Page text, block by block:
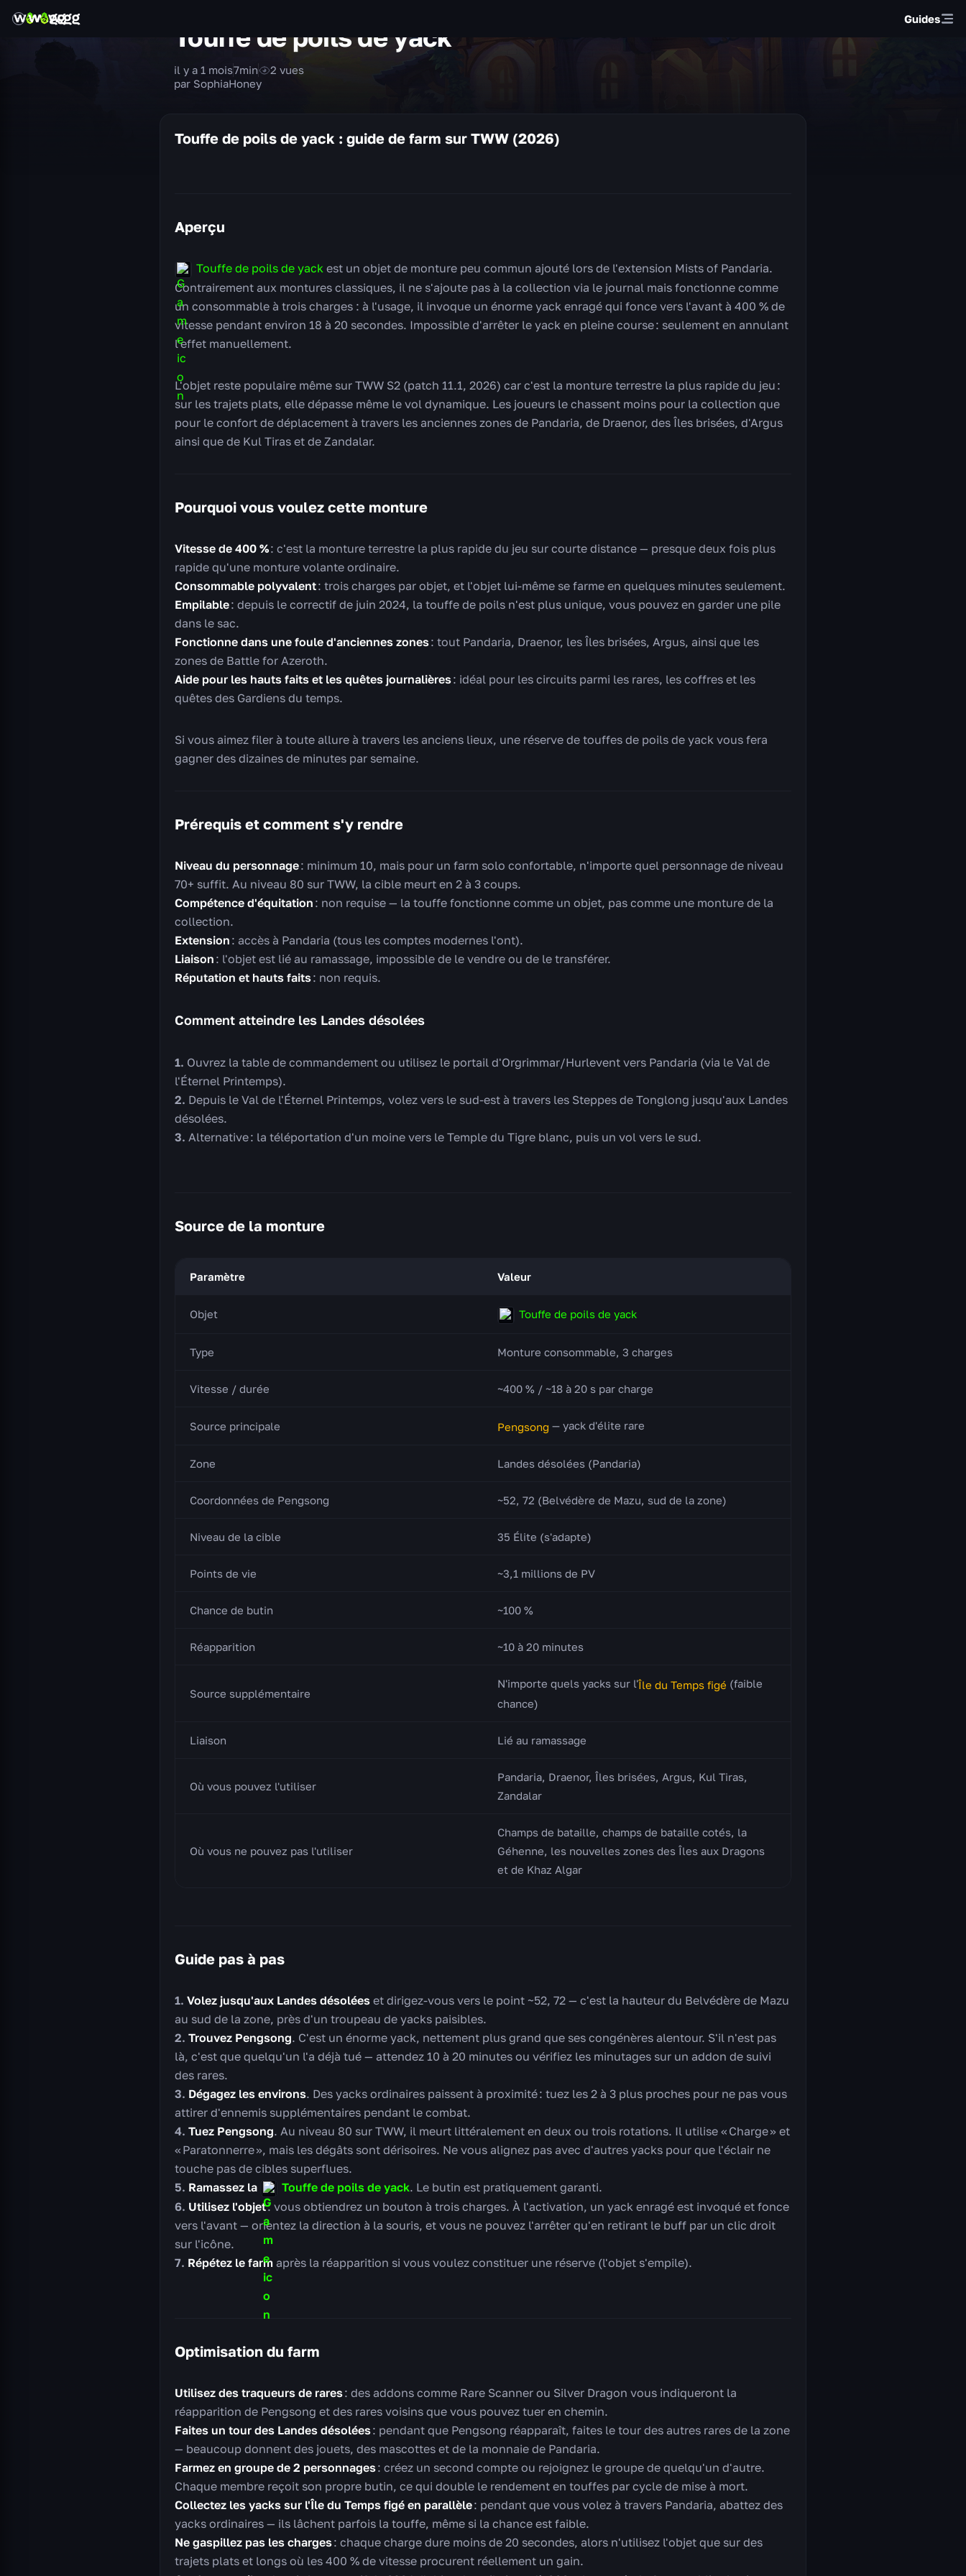
Guides
Touffe de poils de yack
par SophiaHoney
il y a 1 mois7min 2 vues
Touffe de poils de yack : guide de farm sur TWW (2026)
Aperçu
Touffe de poils de yack est un objet de monture peu commun ajouté lors de l'extension Mists of Pandaria.
Contrairement aux montures classiques, il ne s'ajoute pas à la collection via le journal mais fonctionne comme
un consommable à trois charges : à l'usage, il invoque un énorme yack enragé qui fonce vers l'avant à 400 % de
vitesse pendant environ 18 à 20 secondes. Impossible d'arrêter le yack en pleine course : seulement en annulant
l'effet manuellement.
L'objet reste populaire même sur TWW S2 (patch 11.1, 2026) car c'est la monture terrestre la plus rapide du jeu :
sur les trajets plats, elle dépasse même le vol dynamique. Les joueurs le chassent moins pour la collection que
pour le confort de déplacement à travers les anciennes zones de Pandaria, de Draenor, des Îles brisées, d'Argus
ainsi que de Kul Tiras et de Zandalar.
Pourquoi vous voulez cette monture
Vitesse de 400 %: c'est la monture terrestre la plus rapide du jeu sur courte distance — presque deux fois plus
rapide qu'une monture volante ordinaire.
Consommable polyvalent: trois charges par objet, et l'objet lui-même se farme en quelques minutes seulement.
Empilable: depuis le correctif de juin 2024, la touffe de poils n'est plus unique, vous pouvez en garder une pile
dans le sac.
Fonctionne dans une foule d'anciennes zones: tout Pandaria, Draenor, les Îles brisées, Argus, ainsi que les
zones de Battle for Azeroth.
Aide pour les hauts faits et les quêtes journalières: idéal pour les circuits parmi les rares, les coffres et les
quêtes des Gardiens du temps.
Si vous aimez filer à toute allure à travers les anciens lieux, une réserve de touffes de poils de yack vous fera
gagner des dizaines de minutes par semaine.
Prérequis et comment s'y rendre
Niveau du personnage: minimum 10, mais pour un farm solo confortable, n'importe quel personnage de niveau
70+ suffit. Au niveau 80 sur TWW, la cible meurt en 2 à 3 coups.
Compétence d'équitation : non requise — la touffe fonctionne comme un objet, pas comme une monture de la
collection.
Extension : accès à Pandaria (tous les comptes modernes l'ont).
Liaison : l'objet est lié au ramassage, impossible de le vendre ou de le transférer.
Réputation et hauts faits: non requis.
Comment atteindre les Landes désolées
Ouvrez la table de commandement ou utilisez le portail d'Orgrimmar/Hurlevent vers Pandaria (via le Val de
l'Éternel Printemps).
Depuis le Val de l'Éternel Printemps, volez vers le sud-est à travers les Steppes de Tonglong jusqu'aux Landes
désolées.
Alternative : la téléportation d'un moine vers le Temple du Tigre blanc, puis un vol vers le sud.
Source de la monture
Paramètre Valeur
Objet Touffe de poils de yack
Type Monture consommable, 3 charges
Vitesse / durée ~400 % / ~18 à 20 s par charge
Source principale Pengsong — yack d'élite rare
Zone Landes désolées (Pandaria)
Coordonnées de Pengsong ~52, 72 (Belvédère de Mazu, sud de la zone)
Niveau de la cible 35 Élite (s'adapte)
Points de vie ~3,1 millions de PV
Chance de butin ~100 %
Réapparition ~10 à 20 minutes
Source supplémentaire
N'importe quels yacks sur l'Île du Temps figé (faible
chance)
Liaison Lié au ramassage
Où vous pouvez l'utiliser
Pandaria, Draenor, Îles brisées, Argus, Kul Tiras,
Zandalar
Où vous ne pouvez pas l'utiliser
Champs de bataille, champs de bataille cotés, la
Géhenne, les nouvelles zones des Îles aux Dragons
et de Khaz Algar
Guide pas à pas
Volez jusqu'aux Landes désolées et dirigez-vous vers le point ~52, 72 — c'est la hauteur du Belvédère de Mazu
au sud de la zone, près d'un troupeau de yacks paisibles.
Trouvez Pengsong. C'est un énorme yack, nettement plus grand que ses congénères alentour. S'il n'est pas
là, c'est que quelqu'un l'a déjà tué — attendez 10 à 20 minutes ou vérifiez les minutages sur un addon de suivi
des rares.
Dégagez les environs. Des yacks ordinaires paissent à proximité : tuez les 2 à 3 plus proches pour ne pas vous
attirer d'ennemis supplémentaires pendant le combat.
Tuez Pengsong. Au niveau 80 sur TWW, il meurt littéralement en deux ou trois rotations. Il utilise « Charge » et
« Paratonnerre », mais les dégâts sont dérisoires. Ne vous alignez pas avec d'autres yacks pour que l'éclair ne
touche pas de cibles superflues.
Ramassez la
Touffe de poils de yack. Le butin est pratiquement garanti.
Utilisez l'objet: vous obtiendrez un bouton à trois charges. À l'activation, un yack enragé est invoqué et fonce
vers l'avant — orientez la direction à la souris, et vous ne pouvez l'arrêter qu'en retirant le buff par un clic droit
sur l'icône.
Répétez le farm après la réapparition si vous voulez constituer une réserve (l'objet s'empile).
Optimisation du farm
Utilisez des traqueurs de rares: des addons comme Rare Scanner ou Silver Dragon vous indiqueront la
réapparition de Pengsong et des rares voisins que vous pouvez tuer en chemin.
Faites un tour des Landes désolées: pendant que Pengsong réapparaît, faites le tour des autres rares de la zone
— beaucoup donnent des jouets, des mascottes et de la monnaie de Pandaria.
Farmez en groupe de 2 personnages: créez un second compte ou rejoignez le groupe de quelqu'un d'autre.
Chaque membre reçoit son propre butin, ce qui double le rendement en touffes par cycle de mise à mort.
Collectez les yacks sur l'Île du Temps figé en parallèle: pendant que vous volez à travers Pandaria, abattez des
yacks ordinaires — ils lâchent parfois la touffe, même si la chance est faible.
Ne gaspillez pas les charges: chaque charge dure moins de 20 secondes, alors n'utilisez l'objet que sur des
trajets plats et longs où les 400 % de vitesse procurent réellement un gain.